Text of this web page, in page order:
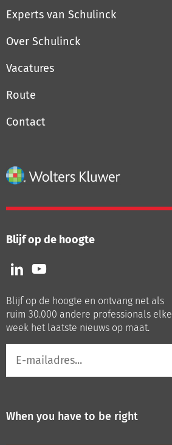
Experts van Schulinck
Over Schulinck
Vacatures
Route
Contact
Blijf op de hoogte
Volg
ons
LinkedIn
Volg
ons
Youtube
Blijf op de hoogte en ontvang net als
ruim 30.000 andere professionals elke
week het laatste nieuws op maat.
mailadres
When you have to be right